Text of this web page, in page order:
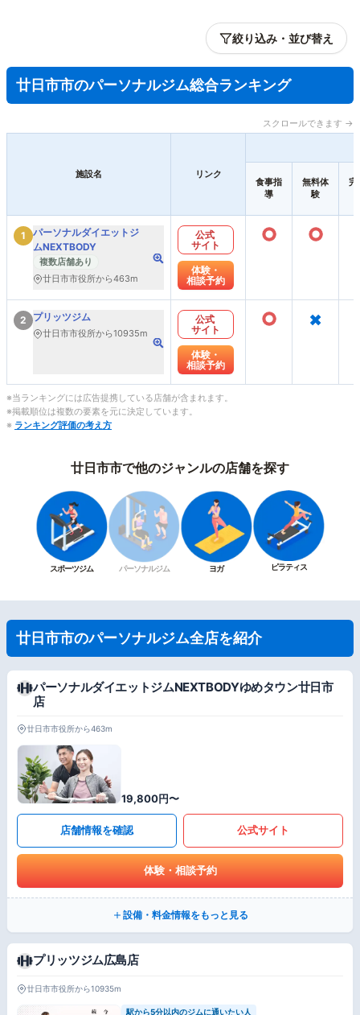
絞り込み・並び替え
廿日市市のパーソナルジム総合ランキング
スクロールできます →
施設名 リンク
食事指
導
無料体
験
完
1
パーソナルダイエットジ
ムNEXTBODY
複数店舗あり
廿日市市役所から463m
公式
サイト
体験・
相談予約
○ ○
2 プリッツジム
廿日市市役所から10935m
公式
サイト
体験・
相談予約
○ ×
※当ランキングには広告提携している店舗が含まれます。
※掲載順位は複数の要素を元に決定しています。
※ ランキング評価の考え方
廿日市市で他のジャンルの店舗を探す
スポーツジム パーソナルジム ヨガ ピラティス
廿日市市のパーソナルジム全店を紹介
パーソナルダイエットジムNEXTBODYゆめタウン廿日市
店
廿日市市役所から463m
19,800円〜
店舗情報を確認 公式サイト
体験・相談予約
設備・料金情報をもっと見る
プリッツジム広島店
廿日市市役所から10935m
駅から5分以内のジムに通いたい人